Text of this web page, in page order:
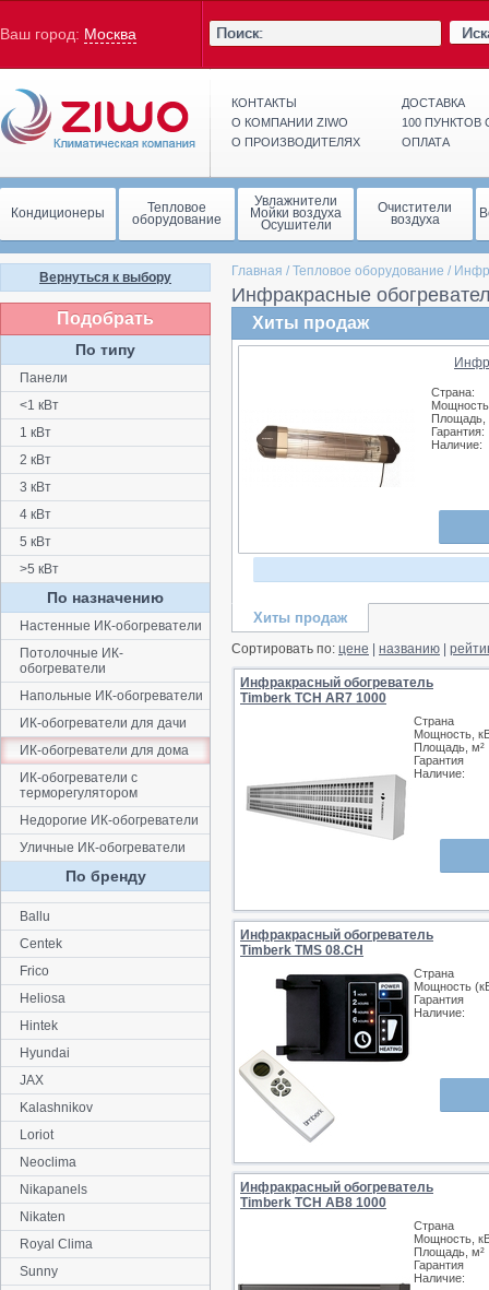
Ваш город: Москва
КОНТАКТЫ
О КОМПАНИИ ZIWO
О ПРОИЗВОДИТЕЛЯХ
ДОСТАВКА
100
ОПЛАТА
Кондиционеры Тепловое
оборудование
Увлажнители
Мойки воздуха
Осушители
Очистители
воздуха
Главная / Тепловое оборудование /
Инфракрасные
Хиты продаж
Страна:
Площадь,
Гарантия:
Наличие:
Хиты продаж
Сортировать по: цене названию
Инфракрасный обогреватель
Timberk TCH AR7 1000
Страна
Мощность,
Площадь, м²
Гарантия
Наличие:
Инфракрасный обогреватель
Timberk TMS 08.CH
Страна
Мощность
Гарантия
Наличие:
Инфракрасный обогреватель
Timberk TCH AB8 1000
Страна
Мощность,
Площадь, м²
Гарантия
Наличие:
Вернуться к выбору
Подобрать
По типу
Панели
<1 кВт
1 кВт
2 кВт
3 кВт
4 кВт
5 кВт
>5 кВт
По назначению
Настенные ИК-обогреватели
Потолочные ИК-
обогреватели
Напольные ИК-обогреватели
ИК-обогреватели для дачи
ИК-обогреватели для дома
ИК-обогреватели с
терморегулятором
Недорогие ИК-обогреватели
Уличные ИК-обогреватели
По бренду
Ballu
Centek
Frico
Heliosa
Hintek
Hyundai
JAX
Kalashnikov
Loriot
Neoclima
Nikapanels
Nikaten
Royal Clima
Sunny